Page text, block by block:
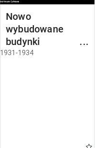
Nowo
wybudowane
budynki w
Częstochowie
1931-1934